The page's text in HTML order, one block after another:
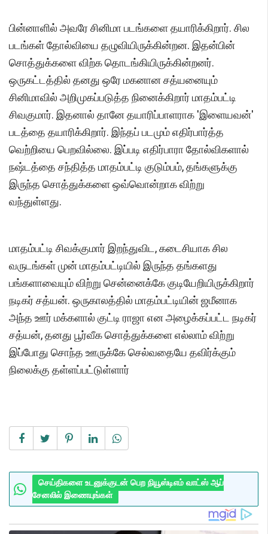
பின்னாளில் அவரே சினிமா படங்களை தயாரிக்கிறார். சில
படங்கள் தோல்வியை தழுவியிருக்கின்றன. இதன்பின்
சொத்துக்களை விற்க தொடங்கியிருக்கின்றனர்.
ஒருகட்டத்தில் தனது ஒரே மகனான சத்யனையும்
சினிமாவில் அறிமுகப்படுத்த நினைக்கிறார் மாதம்பட்டி
சிவகுமார். இதனால் தானே தயாரிப்பாளராக 'இளையவன்'
படத்தை தயாரிக்கிறார். இந்தப் படமும் எதிர்பார்த்த
வெற்றியை பெறவில்லை. இப்படி எதிர்பாரா தோல்விகளால்
நஷ்டத்தை சந்தித்த மாதம்பட்டி குடும்பம், தங்களுக்கு
இருந்த சொத்துக்களை ஒவ்வொன்றாக விற்று
வந்துள்ளது.
மாதம்பட்டி சிவக்குமார் இறந்துவிட, கடைசியாக சில
வருடங்கள் முன் மாதம்பட்டியில் இருந்த தங்களது
பங்களாவையும் விற்று சென்னைக்கே குடியேறியிருக்கிறார்
நடிகர் சத்யன். ஒருகாலத்தில் மாதம்பட்டியின் ஜமீனாக
அந்த ஊர் மக்களால் குட்டி ராஜா என அழைக்கப்பட்ட நடிகர்
சத்யன், தனது பூர்வீக சொத்துக்களை எல்லாம் விற்று
இப்போது சொந்த ஊருக்கே செல்வதையே தவிர்க்கும்
நிலைக்கு தள்ளப்பட்டுள்ளார்
செய்திகளை உடனுக்குடன் பெற நியூஸ்டிஎம் வாட்ஸ் ஆப்
சேனலில் இணையுங்கள்